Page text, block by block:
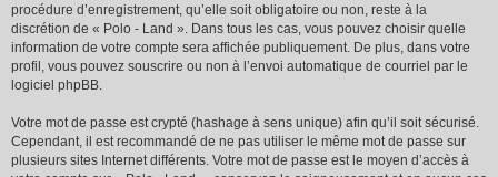
procédure d’enregistrement, qu’elle soit obligatoire ou non, reste à la
discrétion de « Polo - Land ». Dans tous les cas, vous pouvez choisir quelle
information de votre compte sera affichée publiquement. De plus, dans votre
profil, vous pouvez souscrire ou non à l’envoi automatique de courriel par le
logiciel phpBB.
Votre mot de passe est crypté (hashage à sens unique) afin qu’il soit sécurisé.
Cependant, il est recommandé de ne pas utiliser le même mot de passe sur
plusieurs sites Internet différents. Votre mot de passe est le moyen d’accès à